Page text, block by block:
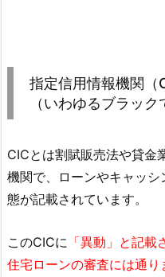
指定信用情報機関（
（いわゆるブラック
CICとは割賦販売法や貸金
機関で、ローンやキャッ
態が記載されています。
このCICに 「異動」と記
住宅ローンの審査には通り